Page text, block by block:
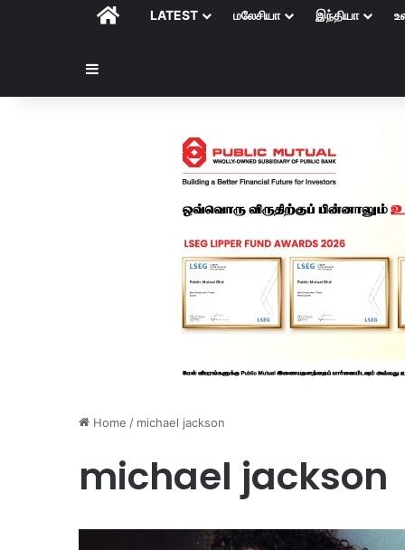
HOMELATEST மலேசியா இந்தியா
Home / michael jackson
michael jackson